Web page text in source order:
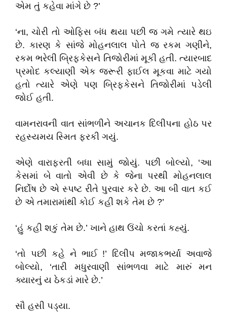
એમ તું કહેવા માંગે છે ?’
‘ના, ચોરી તો ઓફિસ બંધ થયા પછી જ ગમે ત્યારે થઇ
છે. કારણ કે સાંજે મોહનલાલ પોતે જ રકમ ગણીને,
રકમ ભરેલી બ્રિફકેસને તિજોરીમાં મૂકી હતી. ત્યારબાદ
પ્રમોદ કલ્યાણી એક જરૂરી ફાઈલ મૂકવા માટે ગયો
હતો ત્યારે એણે પણ બ્રિફકેસને તિજોરીમાં પડેલી
જોઈ હતી.
વામનરાવની વાત સાંભળીને અચાનક દિલીપના હોઠ પર
રહસ્યમય સ્મિત ફરકી ગયું.
એણે વારાફરતી બધા સામું જોયું. પછી બોલ્યો, ‘આ
કેસમાં બે વાતો એવી છે કે જેના પરથી મોહનલાલ
નિર્દોષ છે એ સ્પષ્ટ રીતે પુરવાર કરે છે. આ બી વાત કઈ
છે એ તમારામાંથી કોઈ કહી શકે તેમ છે ?’
‘હું કહી શકું તેમ છે.’ ખાને હાથ ઉંચો કરતાં કહ્યું.
‘તો પછી કહે ને ભાઈ !’ દિલીપ મજાકભર્યા અવાજે
બોલ્યો, ‘તારી મધુરવાણી સાંભળવા માટે મારું મન
ક્યારનું ય ઠેકડાં મારે છે.’
સૌ હસી પડ્યા.